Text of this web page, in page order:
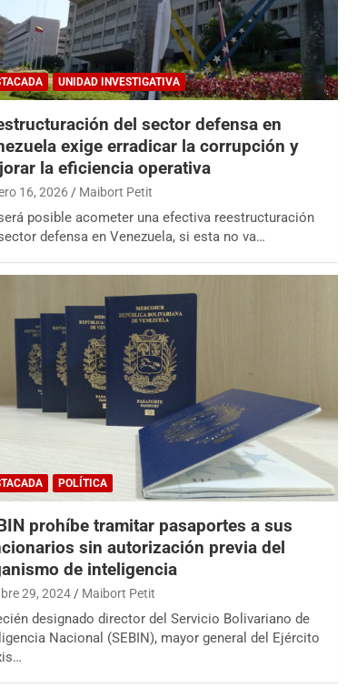
UNIDAD INVESTIGATIVA
del sector defensa en
exige erradicar la corrupción y
la eficiencia operativa
16, 2026 Maibort Petit
posible acometer una efectiva reestructuración
defensa en Venezuela, si esta no va…
POLÍTICA
prohíbe tramitar pasaportes a sus
sin autorización previa del
de inteligencia
29, 2024 Maibort Petit
designado director del Servicio Bolivariano de
Nacional (SEBIN), mayor general del Ejército